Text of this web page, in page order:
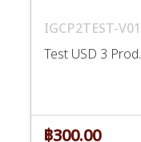
IGCP2TEST-V01
Test USD 3 Prod.
฿300.00